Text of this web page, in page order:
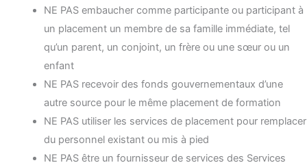
NE PAS embaucher comme participante ou participant à
un placement un membre de sa famille immédiate, tel
qu’un parent, un conjoint, un frère ou une sœur ou un
enfant
NE PAS recevoir des fonds gouvernementaux d’une
autre source pour le même placement de formation
NE PAS utiliser les services de placement pour remplacer
du personnel existant ou mis à pied
NE PAS être un fournisseur de services des Services